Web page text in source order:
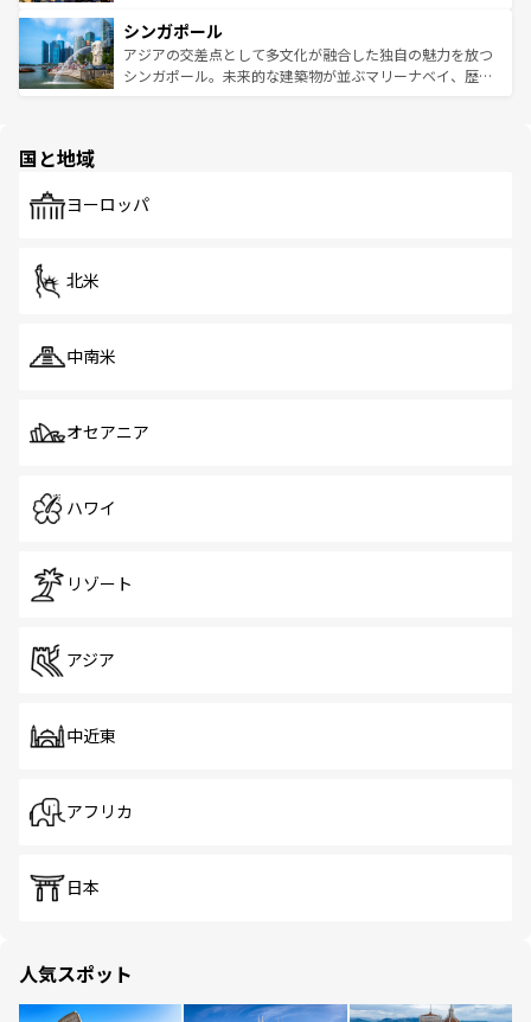
参照してほしい。
激する。気候は一年中温暖で、どの季節にも異なる楽しみ
が待っている。親しみやすいタイの人々、仏教を中心とし
た文化、そして多様な観光資源が、訪れる旅人を魅了し続
み、どこを訪れても感動するはず。観光スポットが密集し
ており、効率よく見どころを回れるのも魅力。息をのむよ
うな絶景から文化的な体験まで、香港を存分に楽しみ尽く
シンガポール
アジアの交差点として多文化が融合した独自の魅力を放つ
シンガポール。未来的な建築物が並ぶマリーナベイ、歴史
で、ホーカーズは地元の風情を楽しめる外せないスポット
国と地域
ヨーロッパ
北米
中南米
オセアニア
ハワイ
リゾート
アジア
中近東
アフリカ
日本
人気スポット